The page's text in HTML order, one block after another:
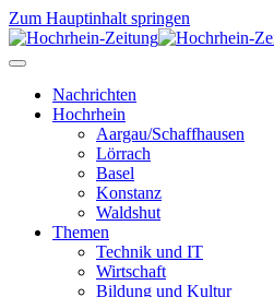
Zum Hauptinhalt springen
Nachrichten
Hochrhein
Aargau/Schaffhausen
Lörrach
Basel
Konstanz
Waldshut
Themen
Technik und IT
Wirtschaft
Bildung und Kultur